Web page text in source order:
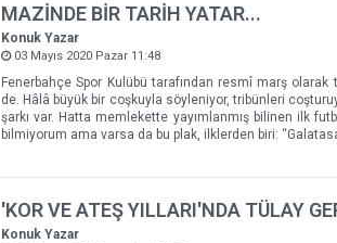
MAZİNDE BİR TARİH YATAR...
Konuk Yazar
03 Mayıs 2020 Pazar 11:48
Fenerbahçe Spor Kulübü tarafından resmî marş
de. Hâlâ büyük bir coşkuyla söyleniyor, tribünleri
şarkı var. Hatta memlekette yayımlanmış bilinen ilk
bilmiyorum ama varsa da bu plak, ilklerden biri:
'KOR VE ATEŞ YILLARI'NDA TÜLAY
Konuk Yazar